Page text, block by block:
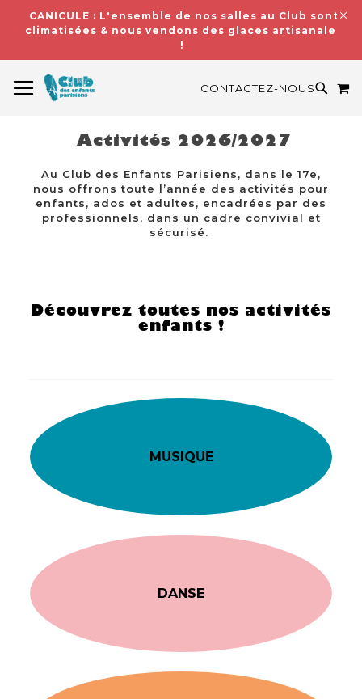
CANICULE : L'ensemble de nos salles au Club sont
climatisées & nous vendons des glaces artisanales
!
CONTACTEZ-NOUS
Activités 2026/2027
Au Club des Enfants Parisiens, dans le 17e,
nous offrons toute l’année des activités pour
enfants, ados et adultes, encadrées par des
professionnels, dans un cadre convivial et
sécurisé.
Découvrez toutes nos activités
enfants !
MUSIQUE
DANSE